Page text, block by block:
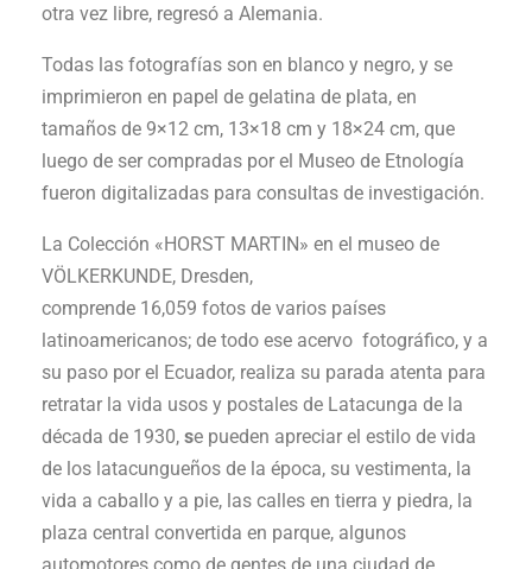
otra vez libre, regresó a Alemania.
Todas las fotografías son en blanco y negro, y se
imprimieron en papel de gelatina de plata, en
tamaños de 9×12 cm, 13×18 cm y 18×24 cm, que
luego de ser compradas por el Museo de Etnología
fueron digitalizadas para consultas de investigación.
La Colección «HORST MARTIN» en el museo de
VÖLKERKUNDE, Dresden,
comprende 16,059 fotos de varios países
latinoamericanos; de todo ese acervo fotográfico, y a
su paso por el Ecuador, realiza su parada atenta para
retratar la vida usos y postales de Latacunga de la
década de 1930, se pueden apreciar el estilo de vida
de los latacungueños de la época, su vestimenta, la
vida a caballo y a pie, las calles en tierra y piedra, la
plaza central convertida en parque, algunos
automotores como de gentes de una ciudad de